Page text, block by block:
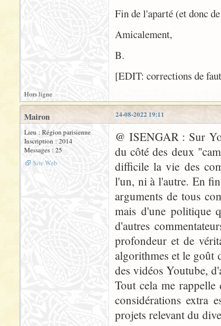
Fin de l'aparté (et donc
Amicalement,
B.
[EDIT: corrections de
Hors ligne
24-08-2022 19:11
Mairon
Lieu : Région parisienne
Inscription : 2014
Messages : 25
Site Web
@ ISENGAR : Sur
du côté des deux
difficile la vie des
l'un, ni à l'autre. En
arguments de tous
mais d'une politique
d'autres
profondeur et de
algorithmes et le goût
des vidéos Youtube,
Tout cela me rappelle
considérations extra
projets relevant du